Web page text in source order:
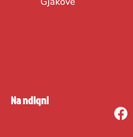
Na ndiqni
F
a